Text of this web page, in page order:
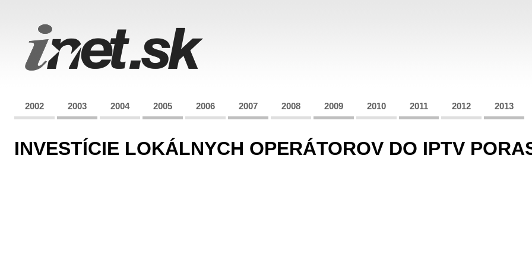
2002 2003 2004 2005 2006 2007 2008 2009 2010 2011 2012 2013
INVESTÍCIE LOKÁLNYCH OPERÁTOROV DO IPTV